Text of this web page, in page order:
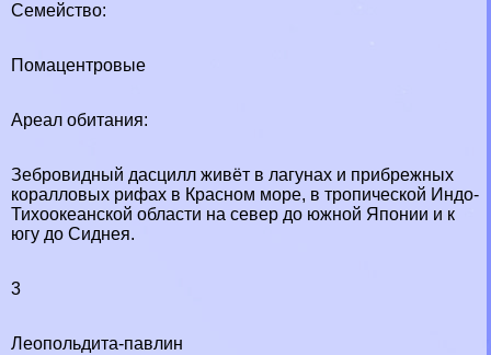
Семейство:
Помацентровые
Ареал обитания:
Зебровидный дасцилл живёт в лагунах и прибрежных
коралловых рифах в Красном море, в тропической Индо-
Тихоокеанской области на север до южной Японии и к
югу до Сиднея.
3
Леопольдита-павлин